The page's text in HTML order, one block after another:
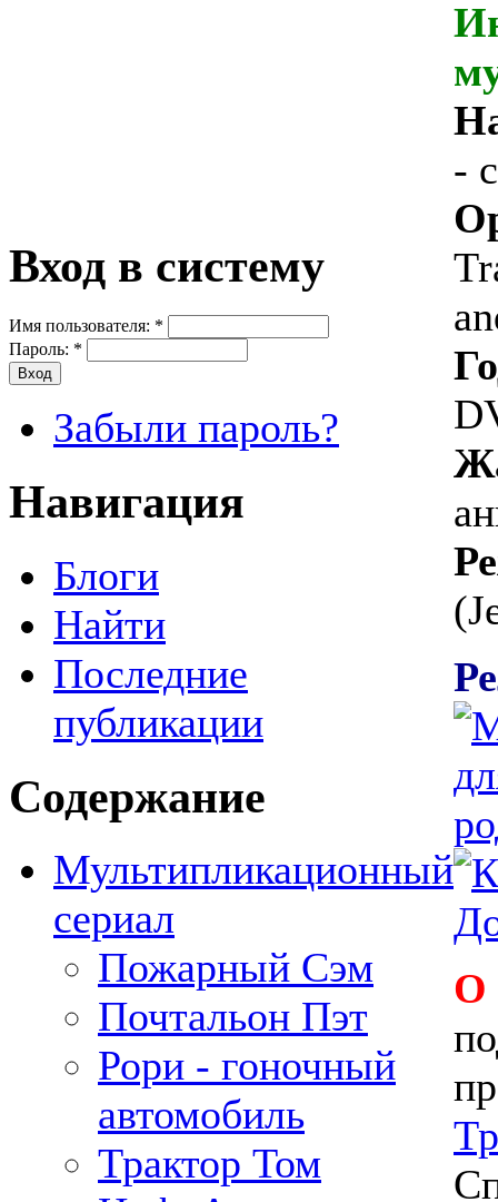
Вход в систему
Имя пользователя: *
Пароль: *
Забыли пароль?
Навигация
Блоги
Найти
Последние
публикации
Содержание
Мультипликационный
сериал
Пожарный Сэм
Почтальон Пэт
Рори - гоночный
автомобиль
Трактор Том
-
О